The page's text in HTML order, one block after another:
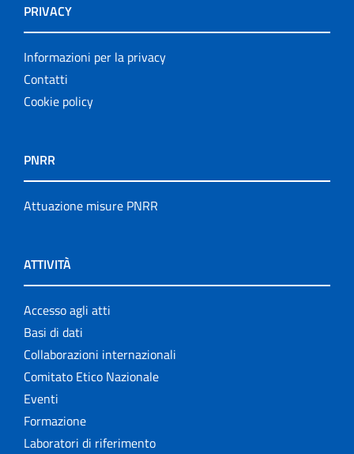
PRIVACY
Informazioni per la privacy
Contatti
Cookie policy
PNRR
Attuazione misure PNRR
ATTIVITÀ
Accesso agli atti
Basi di dati
Collaborazioni internazionali
Comitato Etico Nazionale
Eventi
Formazione
Laboratori di riferimento